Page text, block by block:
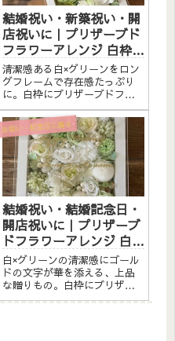
結婚祝い・新築祝い・開
店祝いに｜プリザーブド
フラワーアレンジ 白枠ロ
ング〈白グリーン〉文字
入れ
清潔感ある白×グリーンをロン
グフレームで存在感たっぷり
に。白枠にプリザーブドフラ
ワーと造花をたっぷりアレン
ジしました。アクリルプレー
トへのメッセージ入れ無料。
自立するので壁かけでも置き
型でも飾れます。こんな方へ
結婚祝い・新築祝いに開店祝
い・...
お祝い・記念日に贈る
結婚祝い・結婚記念日・
開店祝いに｜プリザーブ
ドフラワーアレンジ 白枠
〈白グリーン〉ゴールド
文字入れ
白×グリーンの清潔感にゴール
ドの文字が華を添える、上品
な贈りもの。白枠にプリザー
ブドフラワーと造花をたっぷ